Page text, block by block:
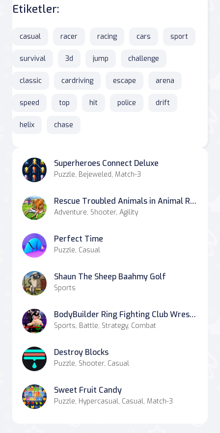
Etiketler:
casual racer racing cars sport
survival 3d jump challenge
classic cardriving escape arena
speed top hit police drift
helix chase
Superheroes Connect Deluxe
Puzzle, Bejeweled, Match-3
Rescue Troubled Animals in Animal Rescue Robot Hero on OnlineGames.World
Adventure, Shooter, Agility
Perfect Time
Puzzle, Casual
Shaun The Sheep Baahmy Golf
Sports
BodyBuilder Ring Fighting Club Wrestling Games
Sports, Battle, Strategy, Combat
Destroy Blocks
Puzzle, Shooter, Casual
Sweet Fruit Candy
Puzzle, Hypercasual, Casual, Match-3